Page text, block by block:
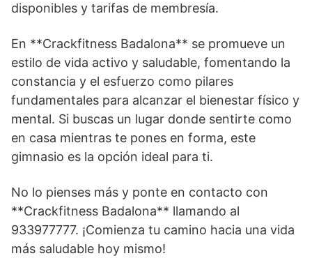
disponibles y tarifas de membresía.
En **Crackfitness Badalona** se promueve un
estilo de vida activo y saludable, fomentando la
constancia y el esfuerzo como pilares
fundamentales para alcanzar el bienestar físico y
mental. Si buscas un lugar donde sentirte como
en casa mientras te pones en forma, este
gimnasio es la opción ideal para ti.
No lo pienses más y ponte en contacto con
**Crackfitness Badalona** llamando al
933977777. ¡Comienza tu camino hacia una vida
más saludable hoy mismo!